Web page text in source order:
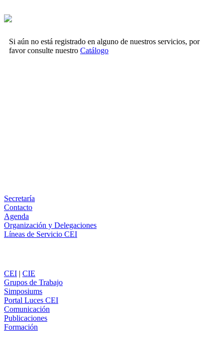
Si aún no está registrado en alguno de nuestros servicios, por
favor consulte nuestro Catálogo
Secretaría
Contacto
Agenda
Organización y Delegaciones
Líneas de Servicio CEI
CEI | CIE
Grupos de Trabajo
Simposiums
Portal Luces CEI
Comunicación
Publicaciones
Formación